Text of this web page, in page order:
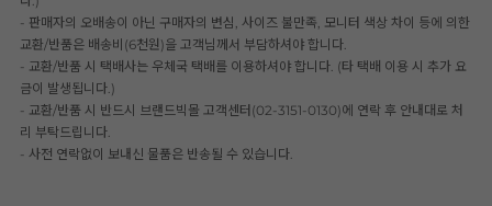
- 판매자의 오배송이 아닌 구매자의 변심, 사이즈 불만족, 모니터 색상 차이 등에 의한
교환/반품은 배송비(6천원)을 고객님께서 부담하셔야 합니다.
- 교환/반품 시 택배사는 우체국 택배를 이용하셔야 합니다. (타 택배 이용 시 추가 요
금이 발생됩니다.)
- 교환/반품 시 반드시 브랜드빅몰 고객센터(02-3151-0130)에 연락 후 안내대로 처
리 부탁드립니다.
- 사전 연락없이 보내신 물품은 반송될 수 있습니다.